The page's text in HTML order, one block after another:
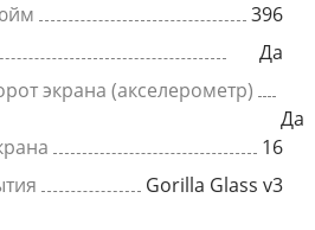
396
Да
экрана (акселерометр)
Да
16
Gorilla Glass v3